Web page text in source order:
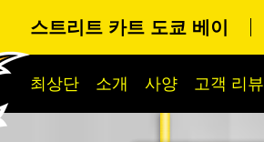
스트리트 카트 도쿄 베이
최상단 소개 사양 고객 리뷰